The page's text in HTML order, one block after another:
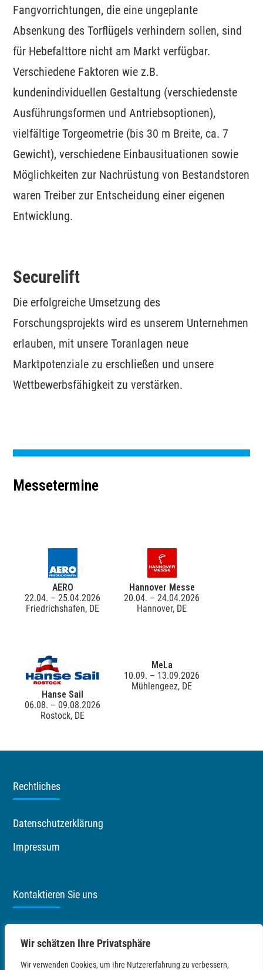
Wir schätzen Ihre Privatsphäre
Wir verwenden Cookies, um Ihre Nutzererfahrung zu verbessern,
Fangvorrichtungen, die eine ungeplante
Absenkung des Torflügels verhindern sollen, sind
für Hebefalttore nicht am Markt verfügbar.
Verschiedene Faktoren wie z.B.
kundenindividuellen Gestaltung (verschiedenste
Ausführungsformen und Antriebsoptionen),
vielfältige Torgeometrie (bis 30 m Breite, ca. 7
Gewicht), verschiedene Einbausituationen sowie
Möglichkeiten zur Nachrüstung von Bestandstoren
waren Treiber zur Entscheidung einer eigenen
Entwicklung.
Securelift
Die erfolgreiche Umsetzung des
Forschungsprojekts wird es unserem Unternehmen
erlauben, mit unsere Toranlagen neue
Marktpotenziale zu erschließen und unsere
Wettbewerbsfähigkeit zu verstärken.
Messetermine
AERO
22.04. – 25.04.2026
Friedrichshafen, DE
Hannover Messe
20.04. – 24.04.2026
Hannover, DE
Hanse Sail
06.08. – 09.08.2026
Rostock, DE
MeLa
10.09. – 13.09.2026
Mühlengeez, DE
Rechtliches
Datenschutzerklärung
Impressum
Kontaktieren Sie uns